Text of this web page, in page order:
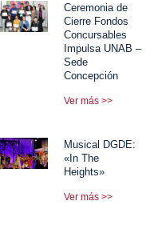
Ceremonia de
Cierre Fondos
Concursables
Impulsa UNAB –
Sede
Concepción
Ver más >>
Musical DGDE:
«In The
Heights»
Ver más >>